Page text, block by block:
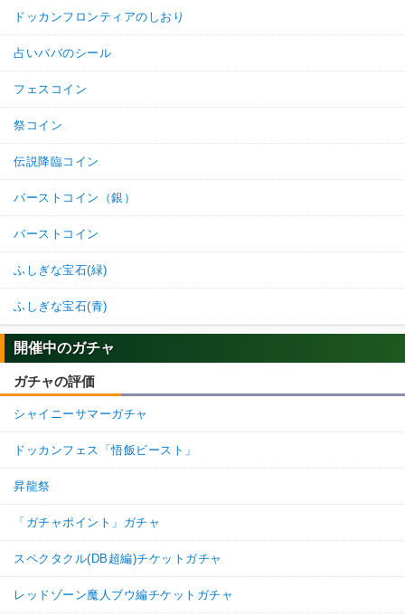
7.0 / 10点 【一致するカテゴリー(
じいちゃん
不思議な大冒険
少年編
地球人
地球育ちの戦士
ヤムチャ
7.5 /10点
・気力+2
不思議な大冒険
【一致するカテゴリー(
少年編
ドラゴンボールを求めし者
【発動リンク効果】
・気力+2
・ATK+20%
【一致するリンクスキル(2)】
不思議な大冒険
ドッカンフロンティアのしおり
占いババのシール
フェスコイン
祭コイン
伝説降臨コイン
バーストコイン（銀）
バーストコイン
ふしぎな宝石(緑)
ふしぎな宝石(青)
開催中のガチャ
ガチャの評価
シャイニーサマーガチャ
ドッカンフェス「悟飯ビースト」
昇龍祭
「ガチャポイント」ガチャ
スペクタクル(DB超編)チケットガチャ
レッドゾーン魔人ブウ編チケットガチャ